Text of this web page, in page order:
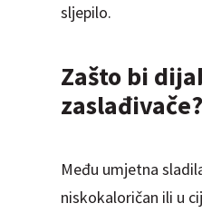
sljepilo.
Zašto bi
zaslađivače?
Među umjetna
niskokaloričan ili u